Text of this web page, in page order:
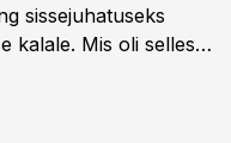
sissejuhatuseks
kalale. Mis oli selles